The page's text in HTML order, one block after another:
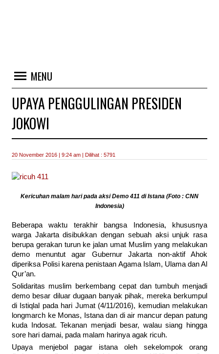
MENU
UPAYA PENGGULINGAN PRESIDEN
JOKOWI
20 November 2016 | 9:24 am | Dilihat : 5791
Kericuhan malam hari pada aksi Demo 411 di Istana (Foto : CNN
Indonesia)
Beberapa waktu terakhir bangsa Indonesia, khususnya
warga Jakarta disibukkan dengan sebuah aksi unjuk rasa
berupa gerakan turun ke jalan umat Muslim yang melakukan
demo menuntut agar Gubernur Jakarta non-aktif Ahok
diperiksa Polisi karena penistaan Agama Islam, Ulama dan Al
Qur’an.
Solidaritas muslim berkembang cepat dan tumbuh menjadi
demo besar diluar dugaan banyak pihak, mereka berkumpul
di Istiqlal pada hari Jumat (4/11/2016), kemudian melakukan
longmarch ke Monas, Istana dan di air mancur depan patung
kuda Indosat. Tekanan menjadi besar, walau siang hingga
sore hari damai, pada malam harinya agak ricuh.
Upaya menjebol pagar istana oleh sekelompok orang